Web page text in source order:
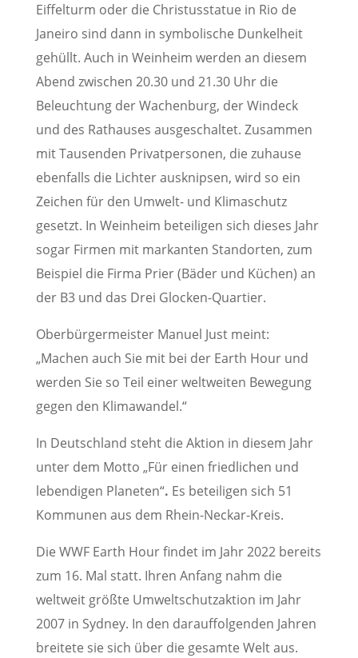
Eiffelturm oder die Christusstatue in Rio de
Janeiro sind dann in symbolische Dunkelheit
gehüllt. Auch in Weinheim werden an diesem
Abend zwischen 20.30 und 21.30 Uhr die
Beleuchtung der Wachenburg, der Windeck
und des Rathauses ausgeschaltet. Zusammen
mit Tausenden Privatpersonen, die zuhause
ebenfalls die Lichter ausknipsen, wird so ein
Zeichen für den Umwelt- und Klimaschutz
gesetzt. In Weinheim beteiligen sich dieses Jahr
sogar Firmen mit markanten Standorten, zum
Beispiel die Firma Prier (Bäder und Küchen) an
der B3 und das Drei Glocken-Quartier.
Oberbürgermeister Manuel Just meint:
„Machen auch Sie mit bei der Earth Hour und
werden Sie so Teil einer weltweiten Bewegung
gegen den Klimawandel.“
In Deutschland steht die Aktion in diesem Jahr
unter dem Motto „Für einen friedlichen und
lebendigen Planeten“. Es beteiligen sich 51
Kommunen aus dem Rhein-Neckar-Kreis.
Die WWF Earth Hour findet im Jahr 2022 bereits
zum 16. Mal statt. Ihren Anfang nahm die
weltweit größte Umweltschutzaktion im Jahr
2007 in Sydney. In den darauffolgenden Jahren
breitete sie sich über die gesamte Welt aus.